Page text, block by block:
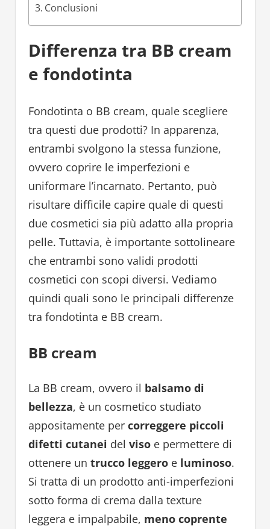
Conclusioni
Differenza tra BB cream
e fondotinta
Fondotinta o BB cream, quale scegliere
tra questi due prodotti? In apparenza,
entrambi svolgono la stessa funzione,
ovvero coprire le imperfezioni e
uniformare l’incarnato. Pertanto, può
risultare difficile capire quale di questi
due cosmetici sia più adatto alla propria
pelle. Tuttavia, è importante sottolineare
che entrambi sono validi prodotti
cosmetici con scopi diversi. Vediamo
quindi quali sono le principali differenze
tra fondotinta e BB cream.
BB cream
La BB cream, ovvero il balsamo di
bellezza, è un cosmetico studiato
appositamente per correggere piccoli
difetti cutanei del visoe permettere di
ottenere un trucco leggero eluminoso.
Si tratta di un prodotto anti-imperfezioni
sotto forma di crema dalla texture
leggera e impalpabile, meno coprente